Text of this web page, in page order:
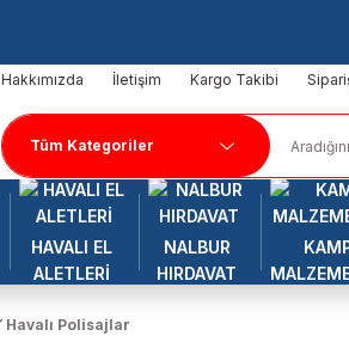
Hakkımızda İletişim Kargo Takibi
HAVALI EL
ALETLERİ
NALBUR
HIRDAVAT
Havalı Polisajlar